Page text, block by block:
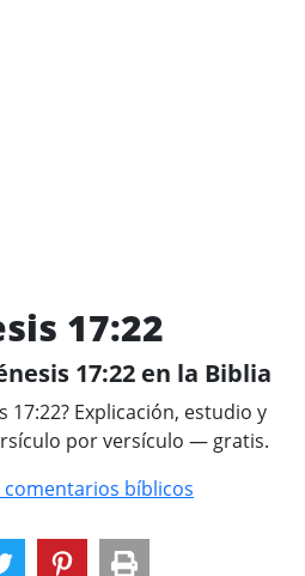
17:22
17:22 en la Biblia
17:22? Explicación, estudio y
por versículo — gratis.
bíblicos